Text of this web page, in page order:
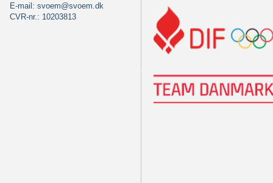
E-mail: svoem@svoem.dk
CVR-nr.: 10203813